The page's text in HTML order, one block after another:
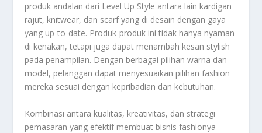
produk andalan dari Level Up Style antara lain kardigan
rajut, knitwear, dan scarf yang di desain dengan gaya
yang up-to-date. Produk-produk ini tidak hanya nyaman
di kenakan, tetapi juga dapat menambah kesan stylish
pada penampilan. Dengan berbagai pilihan warna dan
model, pelanggan dapat menyesuaikan pilihan fashion
mereka sesuai dengan kepribadian dan kebutuhan.
Kombinasi antara kualitas, kreativitas, dan strategi
pemasaran yang efektif membuat bisnis fashionya